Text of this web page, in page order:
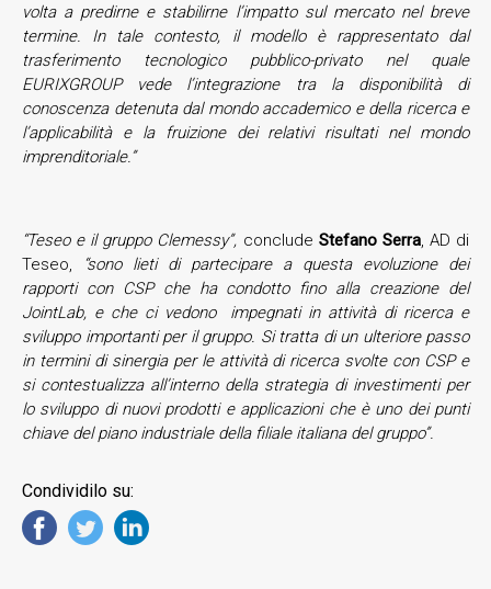
volta a predirne e stabilirne l’impatto sul mercato nel breve
termine. In tale contesto, il modello è rappresentato dal
trasferimento tecnologico pubblico-privato nel quale
EURIXGROUP vede l’integrazione tra la disponibilità di
conoscenza detenuta dal mondo accademico e della ricerca e
l’applicabilità e la fruizione dei relativi risultati nel mondo
imprenditoriale.”
“Teseo e il gruppo Clemessy”, conclude Stefano Serra, AD di
Teseo,
“sono lieti di partecipare a questa evoluzione dei
rapporti con CSP che ha condotto fino alla creazione del
JointLab, e che ci vedono impegnati in attività di ricerca e
sviluppo importanti per il gruppo. Si tratta di un ulteriore passo
in termini di sinergia per le attività di ricerca svolte con CSP e
si contestualizza all’interno della strategia di investimenti per
lo sviluppo di nuovi prodotti e applicazioni che è uno dei punti
chiave del piano industriale della filiale italiana del gruppo”.
Condividilo su: